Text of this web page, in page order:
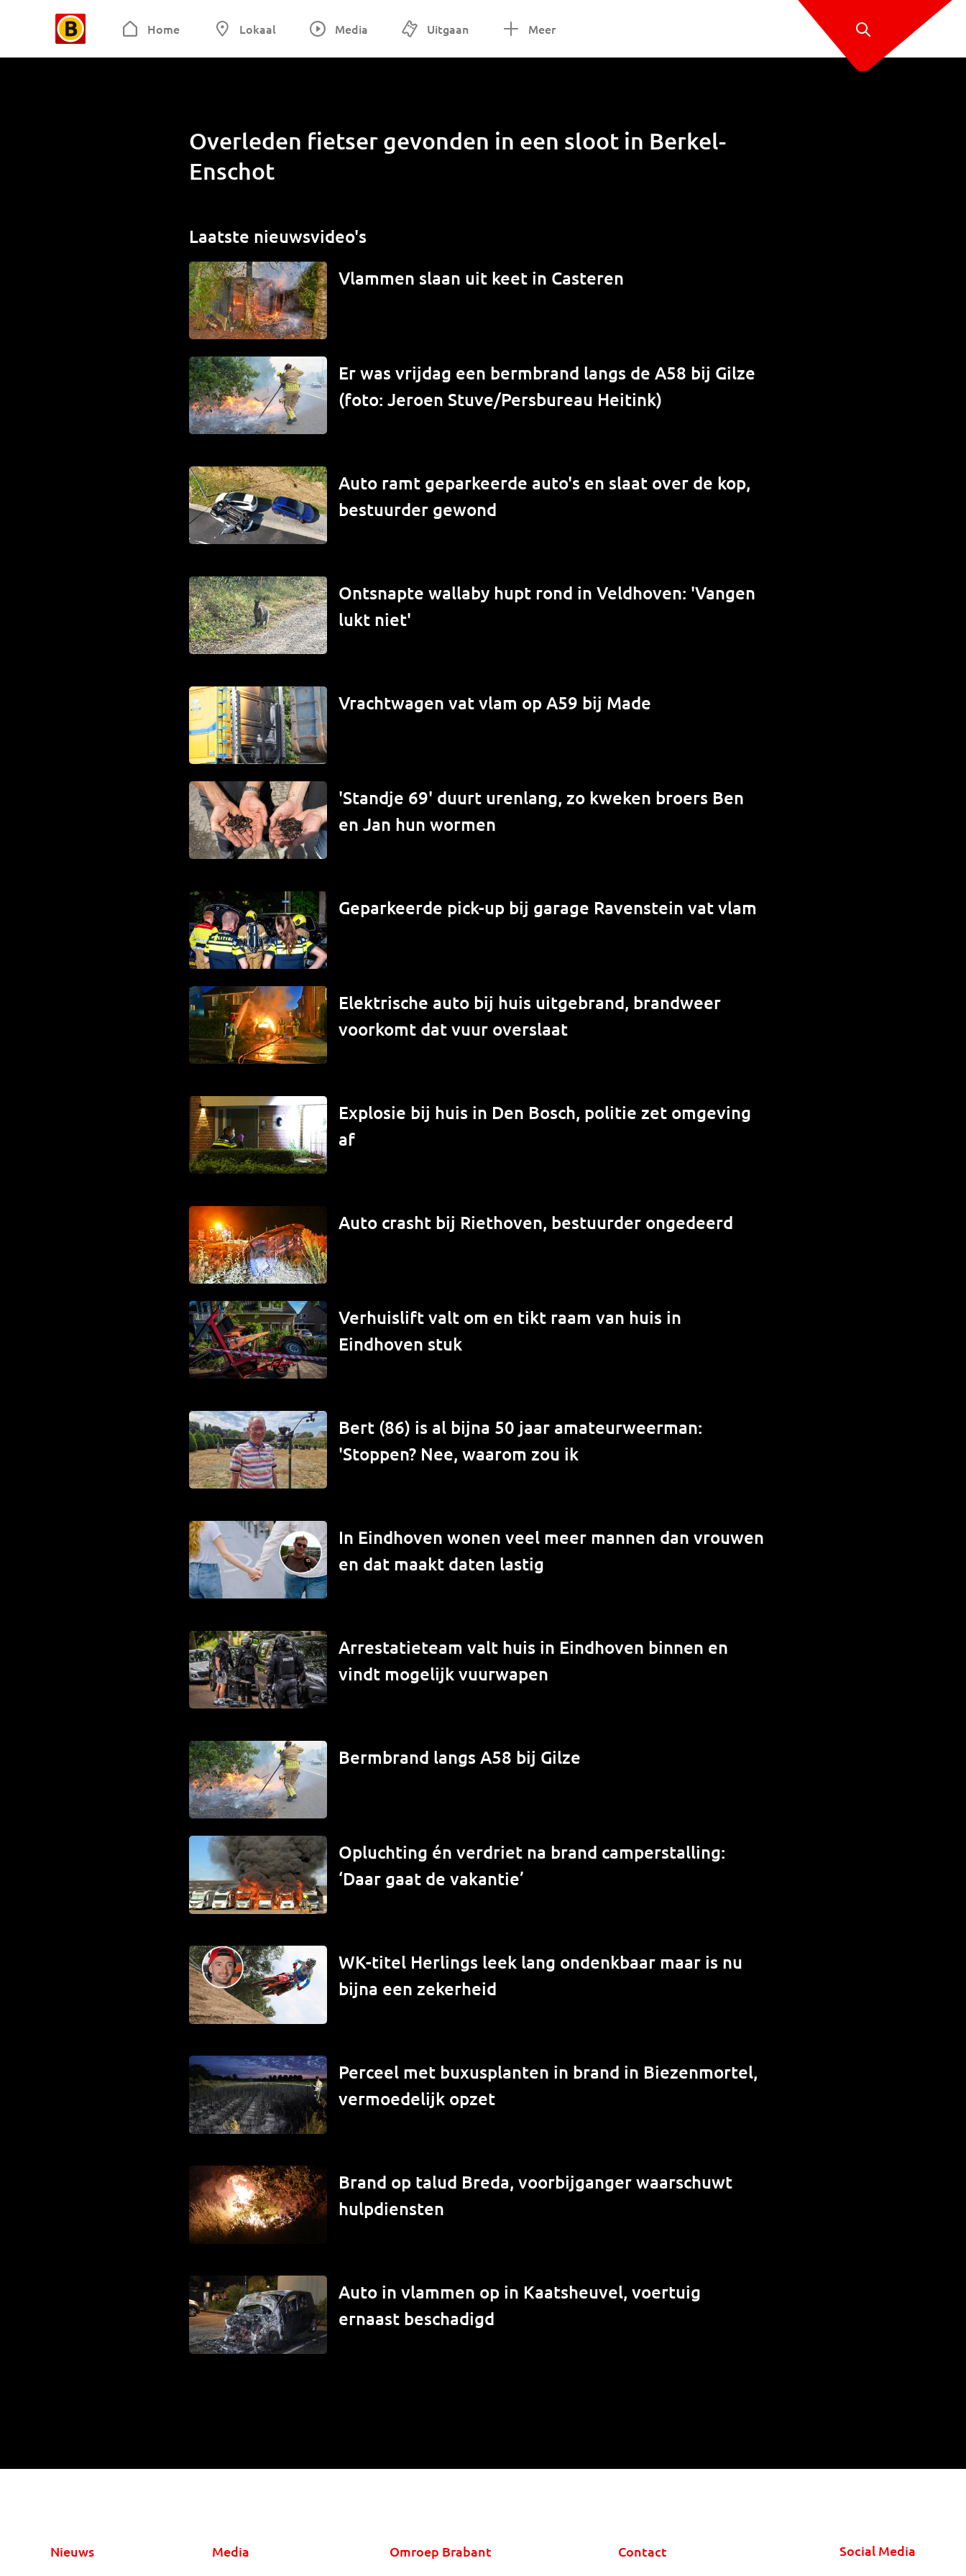
Home Lokaal Media Uitgaan Meer
Overleden fietser gevonden in een sloot in Berkel-
Enschot
Laatste nieuwsvideo's
Vlammen slaan uit keet in Casteren
Er was vrijdag een bermbrand langs de A58 bij Gilze
(foto: Jeroen Stuve/Persbureau Heitink)
Auto ramt geparkeerde auto's en slaat over de kop,
bestuurder gewond
Ontsnapte wallaby hupt rond in Veldhoven: 'Vangen
lukt niet'
Vrachtwagen vat vlam op A59 bij Made
'Standje 69' duurt urenlang, zo kweken broers Ben
en Jan hun wormen
Geparkeerde pick-up bij garage Ravenstein vat vlam
Elektrische auto bij huis uitgebrand, brandweer
voorkomt dat vuur overslaat
Explosie bij huis in Den Bosch, politie zet omgeving
af
Auto crasht bij Riethoven, bestuurder ongedeerd
Verhuislift valt om en tikt raam van huis in
Eindhoven stuk
Bert (86) is al bijna 50 jaar amateurweerman:
'Stoppen? Nee, waarom zou ik
In Eindhoven wonen veel meer mannen dan vrouwen
en dat maakt daten lastig
Arrestatieteam valt huis in Eindhoven binnen en
vindt mogelijk vuurwapen
Bermbrand langs A58 bij Gilze
Opluchting én verdriet na brand camperstalling:
‘Daar gaat de vakantie’
WK-titel Herlings leek lang ondenkbaar maar is nu
bijna een zekerheid
Perceel met buxusplanten in brand in Biezenmortel,
vermoedelijk opzet
Brand op talud Breda, voorbijganger waarschuwt
hulpdiensten
Auto in vlammen op in Kaatsheuvel, voertuig
ernaast beschadigd
Nieuws Media Omroep Brabant Contact Social Media